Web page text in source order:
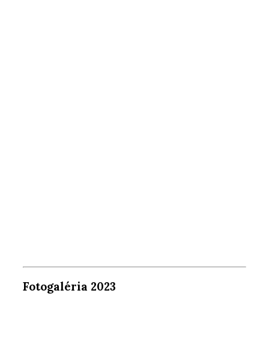
Fotogaléria 2023